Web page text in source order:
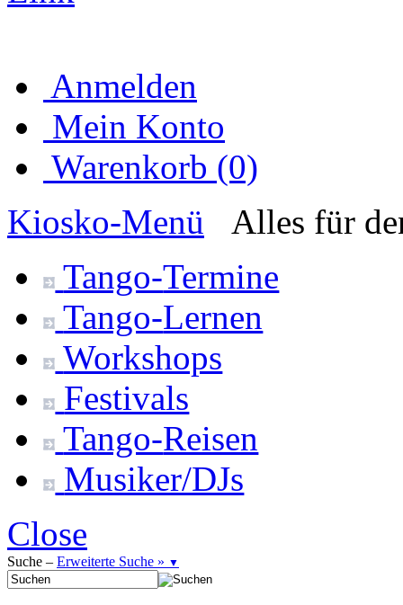
Anmelden
Mein Konto
Warenkorb (0)
Kiosko-Menü
Alles für
Tango-Termine
Tango-Lernen
Workshops
Festivals
Tango-Reisen
Musiker/DJs
Close
Suche – Erweiterte Suche » ▼